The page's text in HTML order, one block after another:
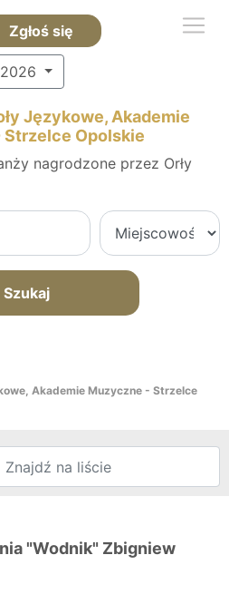
Zgłoś się
2026
Językowe, Akademie
Opolskie
nagrodzone przez Orły
Szukaj
Akademie Muzyczne - Strzelce
"Wodnik" Zbigniew